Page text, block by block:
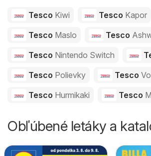
Tesco Kiwi Tesco Kapor
Tesco Maslo Tesco
Tesco Nintendo Switch
Tesco Polievky Tesco
Tesco Hurmikaki Tesco
Obľúbené letáky a